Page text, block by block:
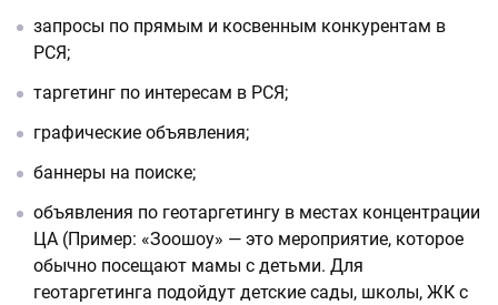
запросы по прямым и косвенным конкурентам в
РСЯ;
таргетинг по интересам в РСЯ;
графические объявления;
баннеры на поиске;
объявления по геотаргетингу в местах концентрации
ЦА (Пример: «Зоошоу» — это мероприятие, которое
обычно посещают мамы с детьми. Для
геотаргетинга подойдут детские сады, школы, ЖК с